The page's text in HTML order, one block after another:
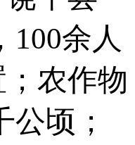
100余人
农作物
顷；